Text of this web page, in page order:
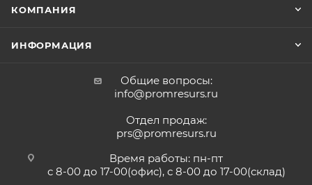
КОМПАНИЯ
ИНФОРМАЦИЯ
Общие вопросы:
info@promresurs.ru
Отдел продаж:
prs@promresurs.ru
Время работы: пн-пт
с 8-00 до 17-00(офис), с 8-00 до 17-00(склад)